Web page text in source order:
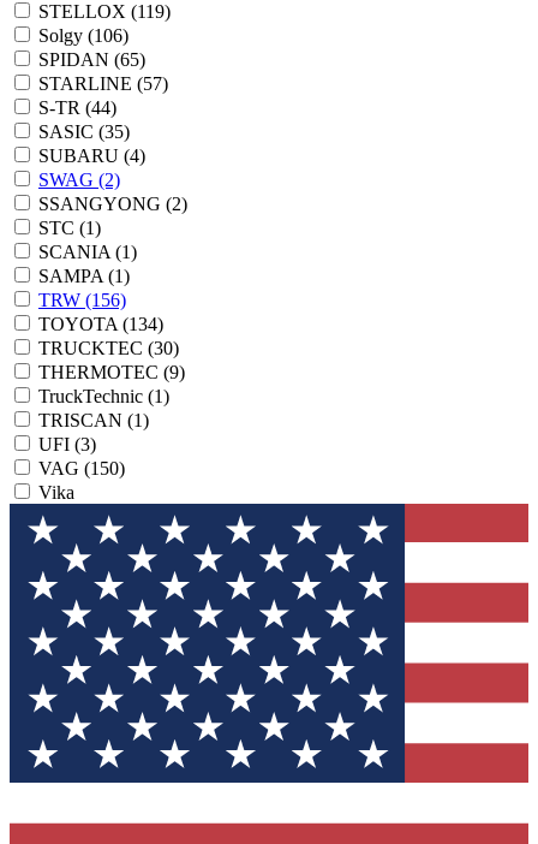
STELLOX (119)
Solgy (106)
SPIDAN (65)
STARLINE (57)
S-TR (44)
SASIC (35)
SUBARU (4)
SWAG (2)
SSANGYONG (2)
STC (1)
SCANIA (1)
SAMPA (1)
TRW (156)
TOYOTA (134)
TRUCKTEC (30)
THERMOTEC (9)
TruckTechnic (1)
TRISCAN (1)
UFI (3)
VAG (150)
Vika